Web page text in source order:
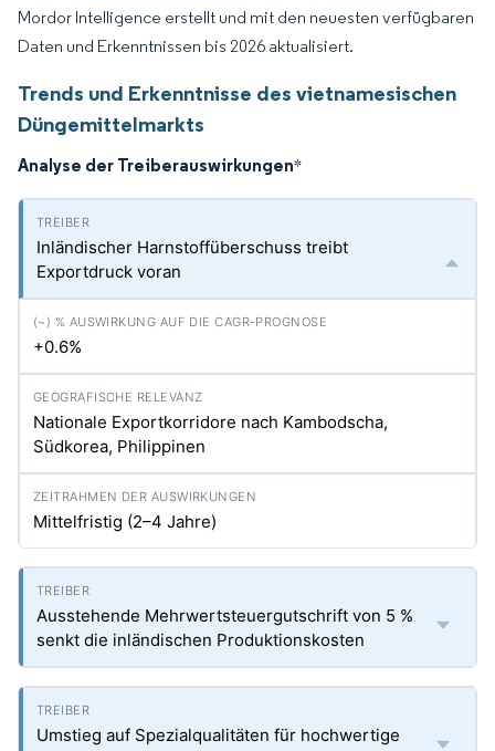
Mordor Intelligence erstellt und mit den neuesten verfügbaren
Daten und Erkenntnissen bis 2026 aktualisiert.
Trends und Erkenntnisse des vietnamesischen
Düngemittelmarkts
Analyse der Treiberauswirkungen*
Inländischer Harnstoffüberschuss treibt
Exportdruck voran
+0.6%
Nationale Exportkorridore nach Kambodscha,
Südkorea, Philippinen
Mittelfristig (2–4 Jahre)
Ausstehende Mehrwertsteuergutschrift von 5 %
senkt die inländischen Produktionskosten
Umstieg auf Spezialqualitäten für hochwertige